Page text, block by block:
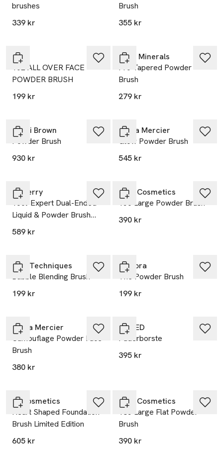
brushes
339 kr
Brush
355 kr
Skir
102 ALL OVER FACE
POWDER BRUSH
199 kr
IDUN Minerals
Pro Tapered Powder
Brush
279 kr
Bobbi Brown
Powder Brush
930 kr
Laura Mercier
Glow Powder Brush
545 kr
By Terry
Tool-Expert Dual-Ended
Liquid & Powder Brush
Accessories
589 kr
MAC Cosmetics
150 Large Powder Brush
390 kr
Real Techniques
Bubble Blending Brush
199 kr
IsaDora
The Powder Brush
199 kr
Laura Mercier
Camouflage Powder Face
Brush
380 kr
SWEED
Puderborste
395 kr
IT Cosmetics
Heart Shaped Foundation
Brush Limited Edition
605 kr
MAC Cosmetics
135 Large Flat Powder
Brush
390 kr